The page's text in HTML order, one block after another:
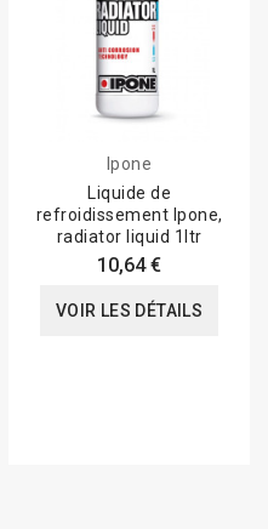
Ipone
Liquide de
refroidissement Ipone,
radiator liquid 1ltr
10,64 €
VOIR LES DÉTAILS